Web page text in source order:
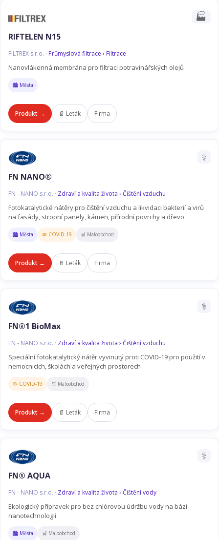
🏭
RIFTELEN N15
FILTREX s.r.o. · Průmyslová filtrace › Filtrace
Nanovlákenná membrána pro filtraci potravinářských olejů
🏙️ Města
Produkt → 📄 Leták Firma
⚕️
FN NANO®
FN - NANO s.r.o. · Zdraví a kvalita života › Čištění vzduchu
Fotokatalytické nátěry pro čištění vzduchu a likvidaci bakterií a virů
na fasády, stropní panely, kámen, přírodní povrchy a dřevo
🏙️ Města 🦠 COVID-19 🛒 Maloobchod
Produkt → 📄 Leták Firma
⚕️
FN®1 BioMax
FN - NANO s.r.o. · Zdraví a kvalita života › Čištění vzduchu
Speciální fotokatalytický nátěr vyvinutý proti COVID-19 pro použití v
nemocnicích, školách a veřejných prostorech
🦠 COVID-19 🛒 Maloobchod
Produkt → 📄 Leták Firma
⚕️
FN® AQUA
FN - NANO s.r.o. · Zdraví a kvalita života › Čištění vody
Ekologický přípravek pro bez chlórovou údržbu vody na bázi
nanotechnologií
🏙️ Města 🛒 Maloobchod